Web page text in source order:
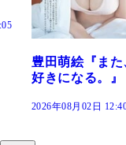
斎藤恭代
『BOUND』
2026年08月02日